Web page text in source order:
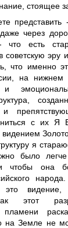
стоящее
представить
через
что есть
советскую
что именно
на
и
и
с их Я
я
было
чтобы она
это
этот
пламени
на Земле не